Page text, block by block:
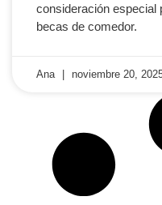
consideración especial
becas de comedor.
Ana noviembre 20,